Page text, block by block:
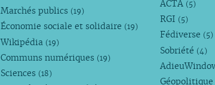
Marchés publics (19)
Économie sociale et solidaire (19)
Wikipédia (19)
Communs numériques (19)
Sciences (18)
ACTA (5)
RGI (5)
Fédiverse (5)
Sobriété (4)
Géopolitique